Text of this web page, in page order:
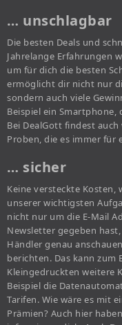
… unschlagbar
Die besten Deals und
Jahrelange Erfahrungen
um für dich die besten
ermöglicht dir nicht nur
sondern auch viele
Beispiel ein Smartphone,
Bei DealGott findest
Proben, die es immer
… sicher
Keine versteckte Kosten,
unserer wichtigsten
nicht nur um die E-Mail
Newsletter gegeben
Händler genau
berichten. Das kann zum
Kleingedruckten weitere
Beispiel die
Tarifen. Wie wäre es mit
Prämien? Auch hier